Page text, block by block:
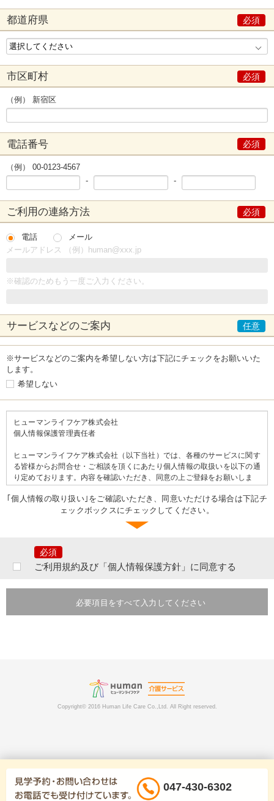
都道府県
市区町村
（例） 新宿区
電話番号
（例） 00-0123-4567
-
-
ご利用の連絡方法
電話
メール
メールアドレス （例）human@xxx.jp
※確認のためもう一度ご入力ください。
サービスなどのご案内
※サービスなどのご案内を希望しない方は下記にチェックをお願いいた
します。
希望しない
ヒューマンライフケア株式会社
個人情報保護管理責任者
ヒューマンライフケア株式会社（以下当社）では、各種のサービスに関す
る皆様からお問合せ・ご相談を頂くにあたり個人情報の取扱いを以下の通
り定めております。内容を確認いただき、同意の上ご登録をお願いしま
＝＝個人情報の取り扱いについて＝＝
なお、提出いただいた個人情報はご本人の同意なく第三者へ提供すること
はございません。ただし、次のいずれかに該当する場合は提供をすること
あらかじめ、本人に必要事項を明示または通知し、本人の同意を得ている
とき。本人ならびに公衆の生命・健康・財産を脅かす可能性がある場合。
企業や団体等に提供することがあります。また利用者及びその関係者、当
社、その他第三者に損害を生じさせた、あるいは損害を生じさせるおそれ
がある場合は、関係者ないしは関係諸機関へ通報、通知する場合がありま
にはご本人確認をさせていただく場合がございますのでご了承下さい。な
お、やむを得ない事由（パスワードの失念等）により、開示等ができない
場合は、お問い合わせにより所定の手続きをご案内いたします。ただし、
｢個人情報の取り扱い｣をご確認いただき、同意いただける場合は下記チ
ェックボックスにチェックしてください。
ご利用規約及び「個人情報保護方針」に同意する
必要項目をすべて入力してください
047-430-6302
Copyright© 2016 Human Life Care Co.,Ltd. All Right reserved.